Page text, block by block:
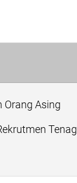
Orang Asing